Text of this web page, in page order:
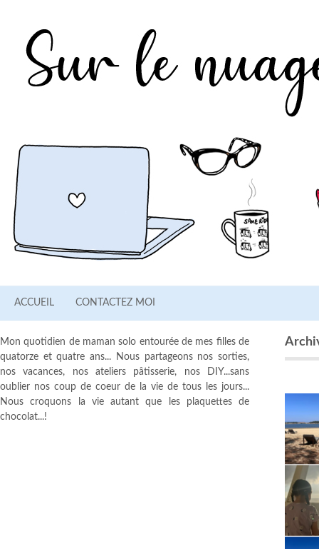
ACCUEIL CONTACTEZ MOI
Mon quotidien de maman solo entourée de mes filles de
quatorze et quatre ans... Nous partageons nos sorties,
nos vacances, nos ateliers pâtisserie, nos DIY...sans
oublier nos coup de coeur de la vie de tous les jours...
Nous croquons la vie autant que les plaquettes de
chocolat...!